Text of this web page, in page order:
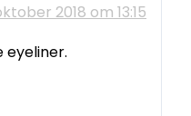
2018 om 13:15
eyeliner.